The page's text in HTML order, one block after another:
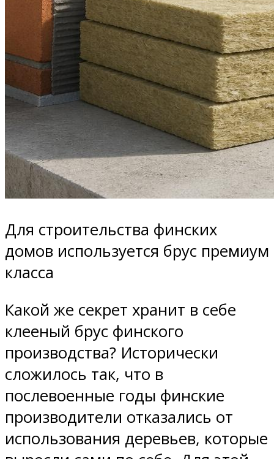
Для строительства финских
домов используется брус премиум
класса
Какой же секрет хранит в себе
клееный брус финского
производства? Исторически
сложилось так, что в
послевоенные годы финские
производители отказались от
использования деревьев, которые